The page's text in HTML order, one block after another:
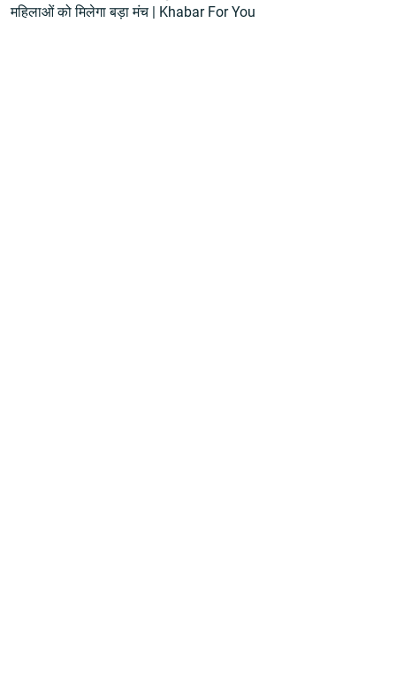
महिलाओं को मिलेगा बड़ा मंच | Khabar For You